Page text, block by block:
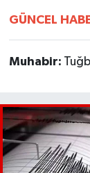
GÜNCEL
Muhabir:
SİYASET
SPOR
YAŞAM
YEREL